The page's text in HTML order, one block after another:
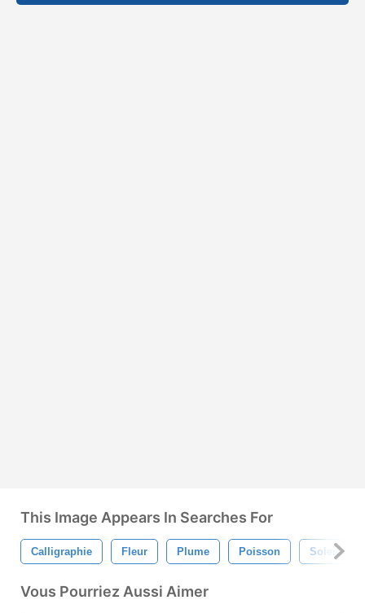
This Image Appears In Searches For
Calligraphie Fleur Plume Poisson Soleil
Vous Pourriez Aussi Aimer